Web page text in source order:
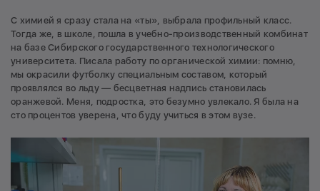
С химией я сразу стала на «ты», выбрала профильный класс.
Тогда же, в школе, пошла в учебно-производственный комбинат
на базе Сибирского государственного технологического
университета. Писала работу по органической химии: помню,
мы окрасили футболку специальным составом, который
проявлялся во льду — бесцветная надпись становилась
оранжевой. Меня, подростка, это безумно увлекало. Я была на
сто процентов уверена, что буду учиться в этом вузе.